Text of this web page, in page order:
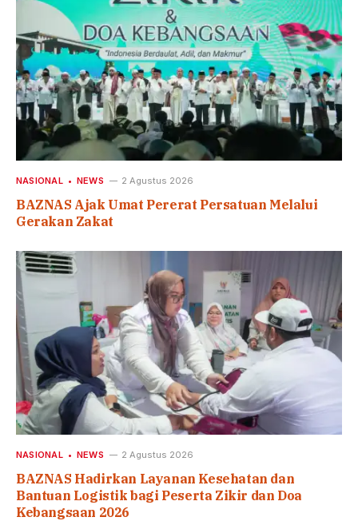
NASIONAL NEWS 2 Agustus 2026
BAZNAS Ajak Umat Pererat Persatuan Melalui
Gerakan Zakat
NASIONAL NEWS 2 Agustus 2026
BAZNAS Hadirkan Layanan Kesehatan dan
Bantuan Logistik bagi Peserta Zikir dan Doa
Kebangsaan 2026